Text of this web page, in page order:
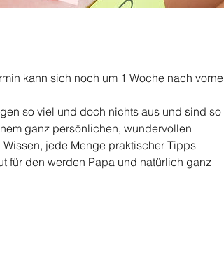
kann sich noch um 1 Woche nach vorne
so viel und doch nichts aus und sind so
ganz persönlichen, wundervollen
jede Menge praktischer Tipps
für den werden Papa und natürlich ganz